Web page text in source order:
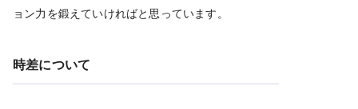
ョン力を鍛えていければと思っています。
時差について